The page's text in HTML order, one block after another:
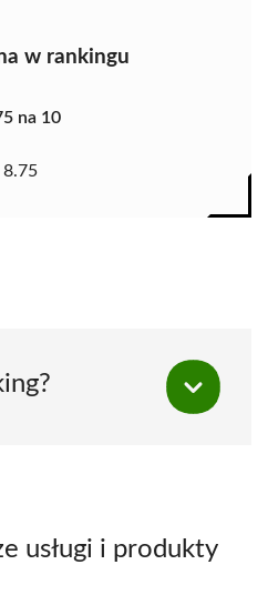
w rankingu
na 10
8.75
usługi i produkty